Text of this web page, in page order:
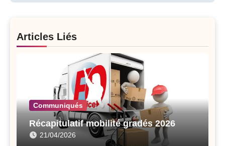
Articles Liés
Communiqués
Récapitulatif mobilité gradés 2026
21/04/2026